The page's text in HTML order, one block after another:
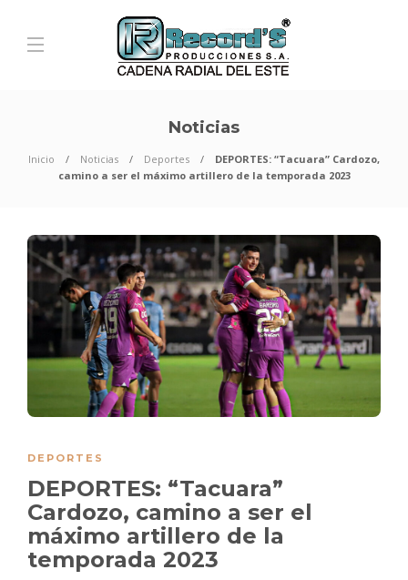
Noticias
Inicio Noticias Deportes
DEPORTES: “Tacuara” Cardozo,
camino a ser el máximo artillero de la temporada 2023
DEPORTES
DEPORTES: “Tacuara”
Cardozo, camino a ser el
máximo artillero de la
temporada 2023